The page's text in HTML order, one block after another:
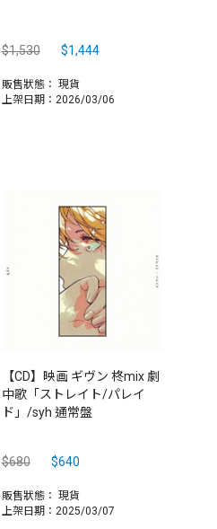
$1,530 $1,444
販售狀態： 現貨
上架日期：2026/03/06
【CD】映画 ギヴン 柊mix 劇
中歌「ストレイト/パレイ
ド」/syh 通常盤
$680 $640
販售狀態： 現貨
上架日期：2025/03/07